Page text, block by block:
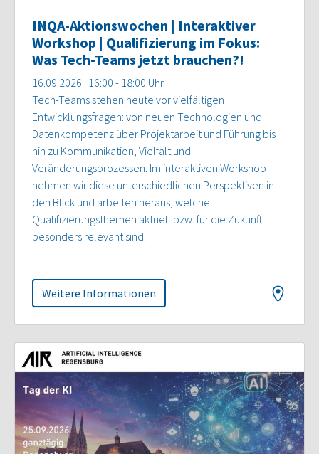
INQA-Aktionswochen | Interaktiver
Workshop | Qualifizierung im Fokus:
Was Tech-Teams jetzt brauchen?!
16.09.2026 | 16:00 - 18:00 Uhr
Tech-Teams stehen heute vor vielfältigen
Entwicklungsfragen: von neuen Technologien und
Datenkompetenz über Projektarbeit und Führung bis
hin zu Kommunikation, Vielfalt und
Veränderungsprozessen. Im interaktiven Workshop
nehmen wir diese unterschiedlichen Perspektiven in
den Blick und arbeiten heraus, welche
Qualifizierungsthemen aktuell bzw. für die Zukunft
besonders relevant sind.
Weitere Informationen